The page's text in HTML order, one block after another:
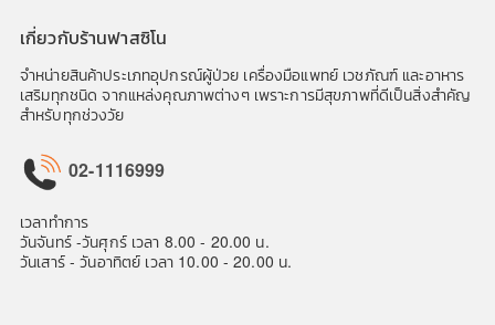
เกี่ยวกับร้านฟาสซิโน
จำหน่ายสินค้าประเภทอุปกรณ์ผู้ป่วย เครื่องมือแพทย์ เวชภัณฑ์ และอาหาร
เสริมทุกชนิด จากแหล่งคุณภาพต่างๆ เพราะการมีสุขภาพที่ดีเป็นสิ่งสำคัญ
สำหรับทุกช่วงวัย
02-1116999
เวลาทำการ
วันจันทร์ -วันศุกร์ เวลา 8.00 - 20.00 น.
วันเสาร์ - วันอาทิตย์ เวลา 10.00 - 20.00 น.